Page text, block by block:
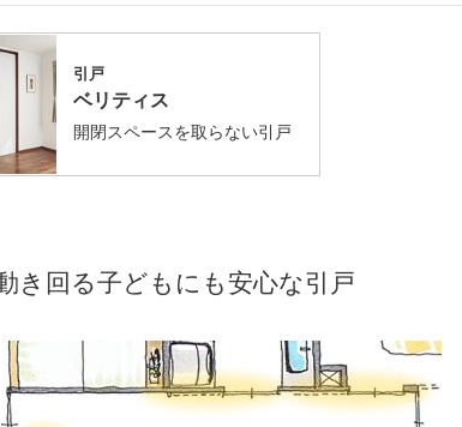
引戸
ベリティス
開閉スペースを取らない引戸
き回る子どもにも安心な引戸